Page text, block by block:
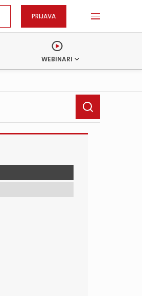
PRIJAVA
WEBINARI